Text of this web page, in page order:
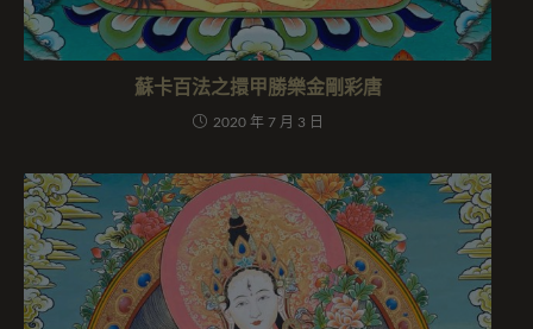
蘇卡百法之擐甲勝樂金剛彩唐
2020 年 7 月 3 日